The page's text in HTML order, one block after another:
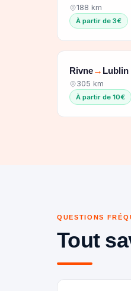
188 km
À partir de 3€
Rivne→ Lublin
305 km
À partir de 10€
QUESTIONS
Tout